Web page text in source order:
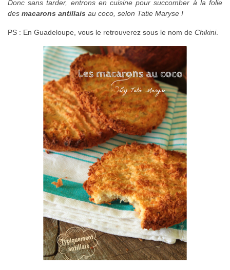
Donc sans tarder, entrons en cuisine pour succomber à la folie
des macarons antillais au coco, selon Tatie Maryse !
PS : En Guadeloupe, vous le retrouverez sous le nom de Chikini.